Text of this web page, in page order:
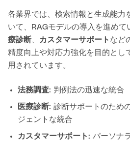
各業界では、検索情報と生成能力
いて、RAGモデルの導入を進めて
療診断
カスタマーサポート など
精度向上や対応力強化を目的とし
用されています。
法務調査: 判例法の迅速な統合
医療診断: 診断サポートのため
ジェントな統合
カスタマーサポート: パーソナ